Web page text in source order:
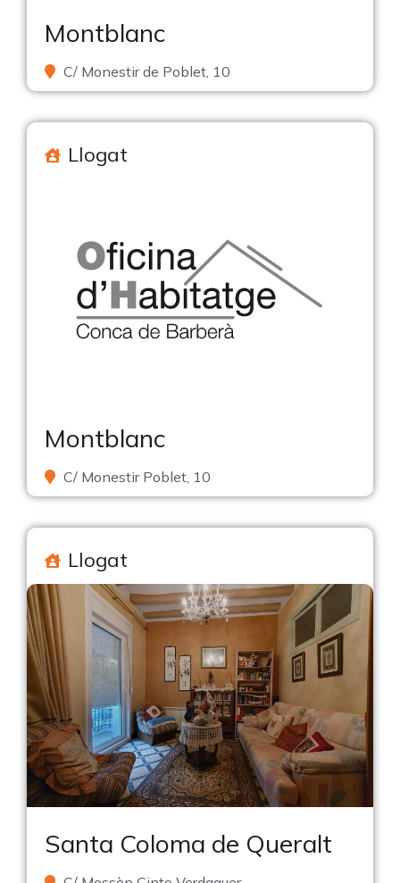
Montblanc
C/ Monestir de Poblet, 10
Llogat
Montblanc
C/ Monestir Poblet, 10
Llogat
Santa Coloma de Queralt